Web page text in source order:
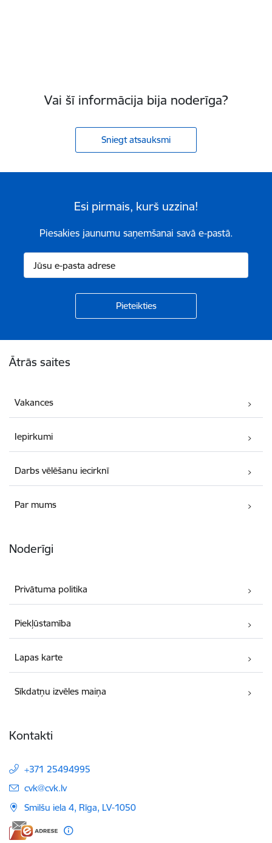
Vai šī informācija bija noderīga?
Sniegt atsauksmi
Esi pirmais, kurš uzzina!
Piesakies jaunumu saņemšanai savā e-pastā.
Ātrās saites
Vakances
Iepirkumi
Darbs vēlēšanu iecirknī
Par mums
Noderīgi
Privātuma politika
Piekļūstamība
Lapas karte
Sīkdatņu izvēles maiņa
Kontakti
+371 25494995
E-pasts:
cvk@cvk.lv
Smilšu iela 4, Rīga, LV-1050